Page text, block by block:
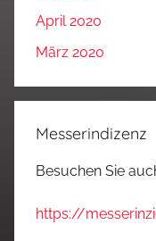
April 2020
März 2020
Messerindizenz
Besuchen Sie
https://